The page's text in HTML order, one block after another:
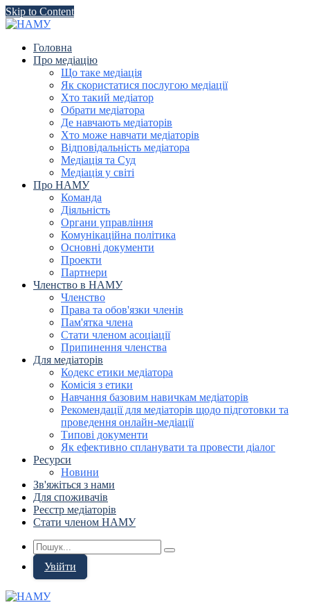
Skip to Content
Головна
Про медіацію
Що таке медіація
Як скористатися послугою медіації
Хто такий медіатор
Обрати медіатора
Де навчають медіаторів
Хто може навчати медіаторів
Відповідальність медіатора
Медіація та Суд
Медіація у світі
Про НАМУ
Команда
Діяльність
Органи управління
Комунікаційна політика
Основні документи
Проекти
Партнери
Членство в НАМУ
Членство
Права та обов'язки членів
Пам'ятка члена
Стати членом асоціації
Припинення членства
Для медіаторів
Кодекс етики медіатора
Комісія з етики
Навчання базовим навичкам медіаторів
Рекомендації для медіаторів щодо підготовки та
проведення онлайн-медіації
Типові документи
Як ефективно спланувати та провести діалог
Ресурси
Новини
Зв'яжіться з нами
Для споживачів
Реєстр медіаторів
Стати членом НАМУ
Увійти